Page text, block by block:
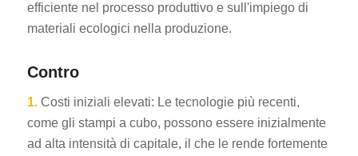
efficiente nel processo produttivo e sull'impiego di
materiali ecologici nella produzione.
Contro
1.Costi iniziali elevati: Le tecnologie più recenti,
come gli stampi a cubo, possono essere inizialmente
ad alta intensità di capitale, il che le rende fortemente